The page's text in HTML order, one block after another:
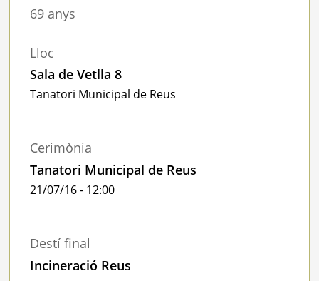
69 anys
Lloc
Sala de Vetlla 8
Tanatori Municipal de Reus
Cerimònia
Tanatori Municipal de Reus
21/07/16 - 12:00
Destí final
Incineració Reus